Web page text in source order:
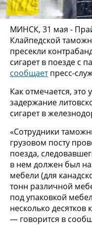
МИНСК, 31 мая -
Клайпедской
пресекли
сигарет в поезде с
сообщаетпресс-
Как отмечается, это
задержание
сигарет в
«Сотрудники
грузовом посту
поезда,
в нем должен был
мебели (для
тонн различной
под упаковкой
несколько десятков
— говорится в